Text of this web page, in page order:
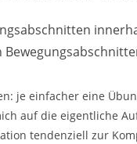
je einfacher eine
auf die eigentliche
tendenziell zur